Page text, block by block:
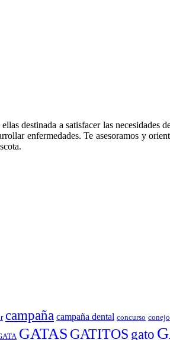
destinada a satisfacer las necesidades
enfermedades. Te asesoramos y
campaña campaña dental concurso conejo
GATAS GATITOS gato